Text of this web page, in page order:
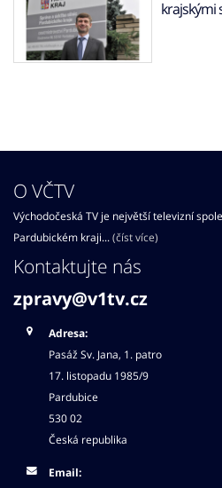
krajskými
O VČTV
Východočeská TV je největší televizní
Pardubickém kraji... (číst více)
Kontaktujte nás
zpravy@v1tv.cz
Adresa:
Pasáž Sv. Jana, 1. patro
17. listopadu 1985/9
Pardubice
530 02
Česká republika
Email: